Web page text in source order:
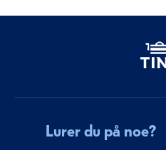
Lurer du på noe?